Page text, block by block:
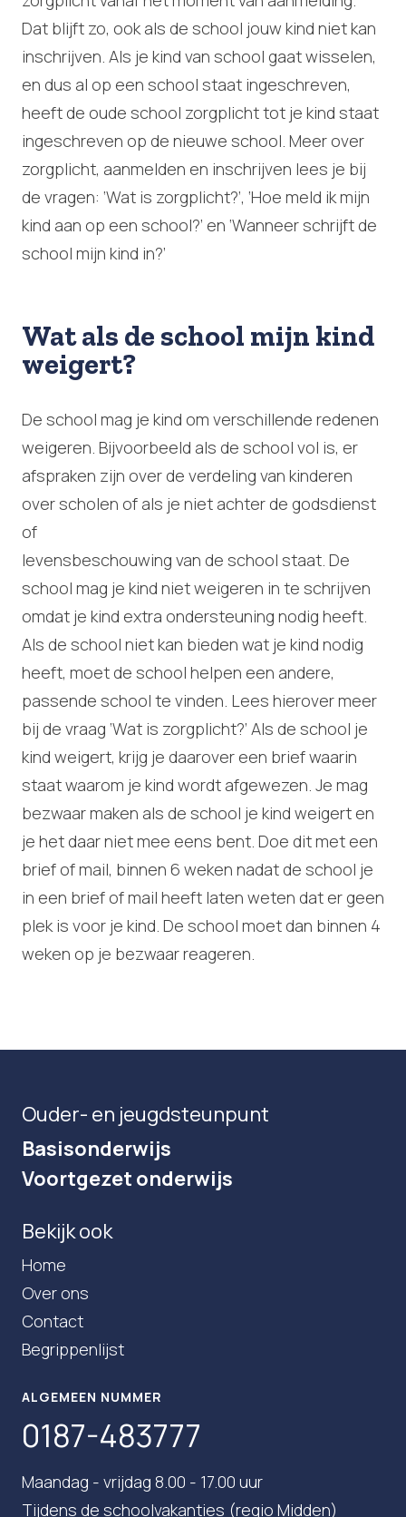
Dat blijft zo, ook als de school jouw kind niet kan
inschrijven. Als je kind van school gaat wisselen,
en dus al op een school staat ingeschreven,
heeft de oude school zorgplicht tot je kind staat
ingeschreven op de nieuwe school. Meer over
zorgplicht, aanmelden en inschrijven lees je bij
de vragen: ‘Wat is zorgplicht?’, ‘Hoe meld ik mijn
kind aan op een school?’ en ‘Wanneer schrijft de
school mijn kind in?’
Wat als de school mijn kind
weigert?
De school mag je kind om verschillende redenen
weigeren. Bijvoorbeeld als de school vol is, er
afspraken zijn over de verdeling van kinderen
over scholen of als je niet achter de godsdienst
of
levensbeschouwing van de school staat. De
school mag je kind niet weigeren in te schrijven
omdat je kind extra ondersteuning nodig heeft.
Als de school niet kan bieden wat je kind nodig
heeft, moet de school helpen een andere,
passende school te vinden. Lees hierover meer
bij de vraag ‘Wat is zorgplicht?’ Als de school je
kind weigert, krijg je daarover een brief waarin
staat waarom je kind wordt afgewezen. Je mag
bezwaar maken als de school je kind weigert en
je het daar niet mee eens bent. Doe dit met een
brief of mail, binnen 6 weken nadat de school je
in een brief of mail heeft laten weten dat er geen
plek is voor je kind. De school moet dan binnen 4
weken op je bezwaar reageren.
Ouder- en jeugdsteunpunt
Basisonderwijs
Voortgezet onderwijs
Bekijk ook
Home
Over ons
Contact
Begrippenlijst
ALGEMEEN NUMMER
0187-483777
Maandag - vrijdag 8.00 - 17.00 uur
Tijdens de schoolvakanties (regio Midden)